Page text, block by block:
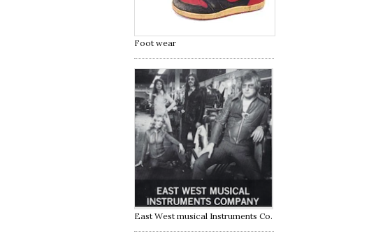
Foot wear
East West musical Instruments Co.